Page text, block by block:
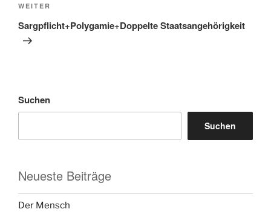
Nächster
Beitrag
WEITER
Sargpflicht+Polygamie+Doppelte Staatsangehörigkeit
Suchen
Suchen
Neueste Beiträge
Der Mensch